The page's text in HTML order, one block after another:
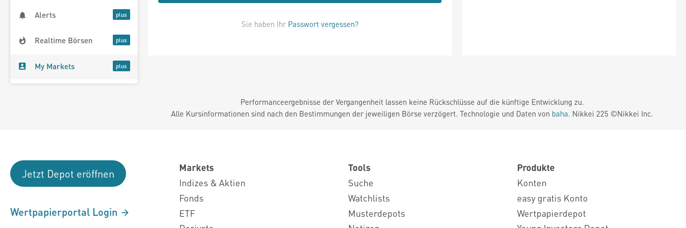
Alerts
Realtime Börsen
My Markets
Sie haben Ihr Passwort vergessen?
Performanceergebnisse der Vergangenheit lassen keine Rückschlüsse auf die künftige Entwicklung zu.
Alle Kursinformationen sind nach den Bestimmungen der jeweiligen Börse verzögert. Technologie und Daten von baha. Nikkei 225 ©Nikkei Inc.
Jetzt Depot eröffnen
Wertpapierportal Login
Markets
Indizes & Aktien
Fonds
ETF
Tools
Suche
Watchlists
Musterdepots
Produkte
Konten
easy gratis Konto
Wertpapierdepot